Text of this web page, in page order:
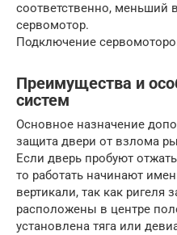
соответственно, меньший
сервомотор.
Подключение
Преимущества и
систем
Основное назначение
защита двери от взлома
Если дверь пробуют
то работать начинают
вертикали, так как ригеля
расположены в центре
установлена тяга или